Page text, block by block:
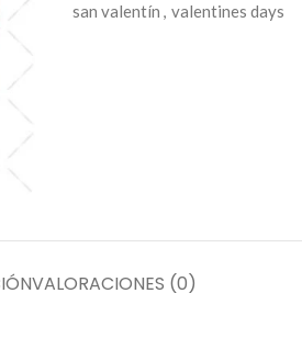
san valentín , valentines days
VALORACIONES (0)